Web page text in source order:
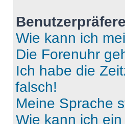
Wie kann ich
Die Forenuhr
Ich habe die
falsch!
Meine Sprache
Wie kann ich